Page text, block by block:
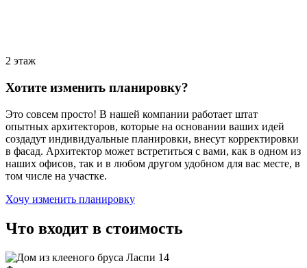
2 этаж
Хотите изменить планировку?
Это совсем просто! В нашей компании работает штат
опытных архитекторов, которые на основании ваших идей
создадут индивидуальные планировки, внесут корректировки
в фасад. Архитектор может встретиться с вами, как в одном из
наших офисов, так и в любом другом удобном для вас месте, в
том числе на участке.
Хочу изменить планировку
Что входит в стоимость